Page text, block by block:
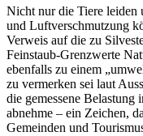
Nicht nur die Tiere leiden
und Luftverschmutzung
Verweis auf die zu
Feinstaub-Grenzwerte
ebenfalls zu einem
zu vermerken sei laut
die gemessene Belastung
abnehme – ein Zeichen,
Gemeinden und